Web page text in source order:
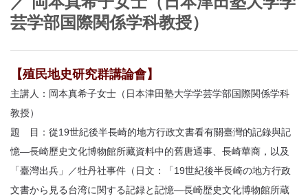
芸学部国際関係学科教授）
【殖民地史研究群講論會】
主講人：岡本真希子女士（日本津田塾大学学芸学部国際関係学科
教授）
題 目： 從19世紀後半長崎的地方行政文書看有關臺灣的記錄與記
憶—長崎歷史文化博物館所藏資料中的舊唐通事、長崎華商，以及
「臺灣出兵」／牡丹社事件（日文：「19世紀後半長崎の地方行政
文書から見る台湾に関する記録と記憶―長崎歴史文化博物館所蔵